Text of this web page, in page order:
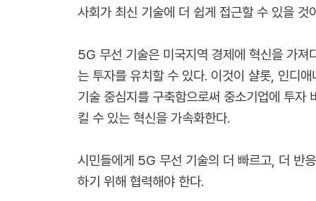
사회가 최신 기술에 더 쉽게 접근할 수 있을 것
5G 무선 기술은 미국지역 경제에 혁신을 가져
는 투자를 유치할 수 있다. 이것이 샬롯, 인디
기술 중심지를 구축함으로써 중소기업에 투자
킬 수 있는 혁신을 가속화한다.
시민들에게 5G 무선 기술의 더 빠르고, 더 반
하기 위해 협력해야 한다.